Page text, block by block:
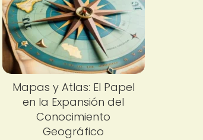
Mapas y Atlas: El Papel
en la Expansión del
Conocimiento
Geográfico